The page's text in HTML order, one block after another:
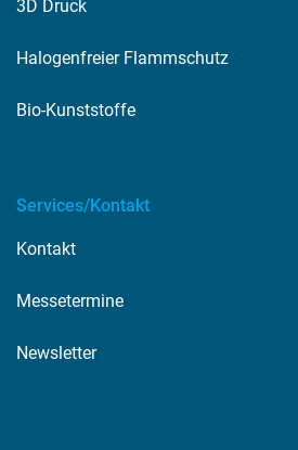
3D Druck
Halogenfreier Flammschutz
Bio-Kunststoffe
Services/Kontakt
Kontakt
Messetermine
Newsletter